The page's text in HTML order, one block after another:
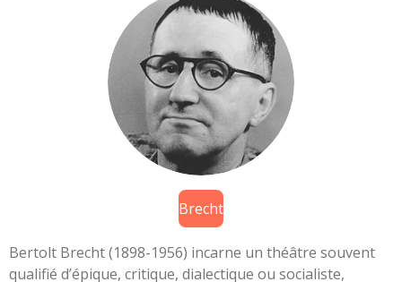
Brecht
Bertolt Brecht (1898-1956) incarne un théâtre souvent
qualifié d’épique, critique, dialectique ou socialiste,